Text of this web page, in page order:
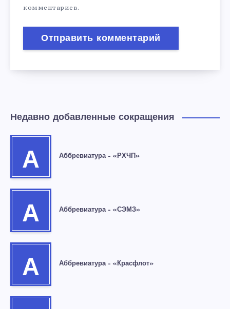
комментариев.
Недавно добавленные сокращения
А Аббревиатура – «РХЧП»
А Аббревиатура – «СЭМЗ»
А Аббревиатура – «Красфлот»